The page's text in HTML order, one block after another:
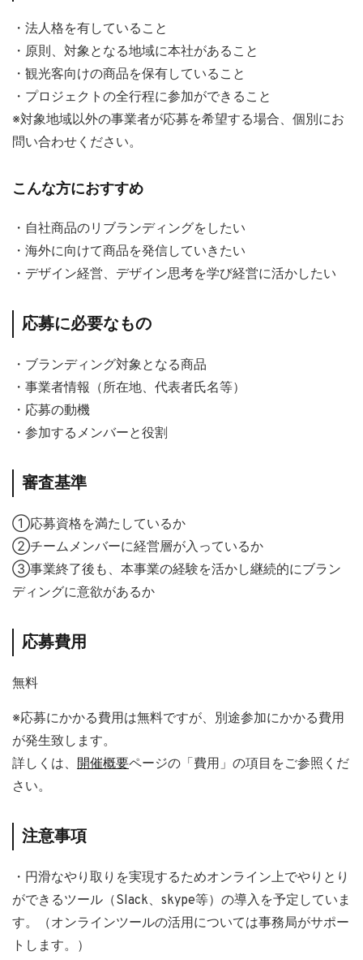
・法人格を有していること
・原則、対象となる地域に本社があること
・観光客向けの商品を保有していること
・プロジェクトの全行程に参加ができること
※対象地域以外の事業者が応募を希望する場合、個別にお
問い合わせください。
こんな方におすすめ
・自社商品のリブランディングをしたい
・海外に向けて商品を発信していきたい
・デザイン経営、デザイン思考を学び経営に活かしたい
応募に必要なもの
・ブランディング対象となる商品
・事業者情報（所在地、代表者氏名等）
・応募の動機
・参加するメンバーと役割
審査基準
①応募資格を満たしているか
②チームメンバーに経営層が入っているか
③事業終了後も、本事業の経験を活かし継続的にブラン
ディングに意欲があるか
応募費用
無料
※応募にかかる費用は無料ですが、別途参加にかかる費用
が発生致します。
詳しくは、 開催概要ページの「費用」の項目をご参照くだ
さい。
注意事項
・円滑なやり取りを実現するためオンライン上でやりとり
ができるツール（Slack、skype等）の導入を予定していま
す。（オンラインツールの活用については事務局がサポー
トします。）